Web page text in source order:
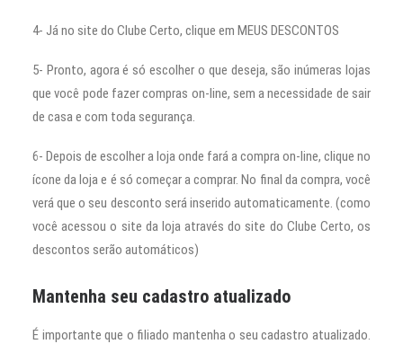
4- Já no site do Clube Certo, clique em MEUS DESCONTOS
5- Pronto, agora é só escolher o que deseja, são inúmeras lojas
que você pode fazer compras on-line, sem a necessidade de sair
de casa e com toda segurança.
6- Depois de escolher a loja onde fará a compra on-line, clique no
ícone da loja e é só começar a comprar. No final da compra, você
verá que o seu desconto será inserido automaticamente. (como
você acessou o site da loja através do site do Clube Certo, os
descontos serão automáticos)
Mantenha seu cadastro atualizado
É importante que o filiado mantenha o seu cadastro atualizado.